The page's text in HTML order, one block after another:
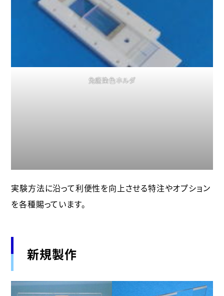
免疫染色ホルダ
実験方法に沿って利便性を向上させる特注やオプション
を各種賜っています。
新規製作